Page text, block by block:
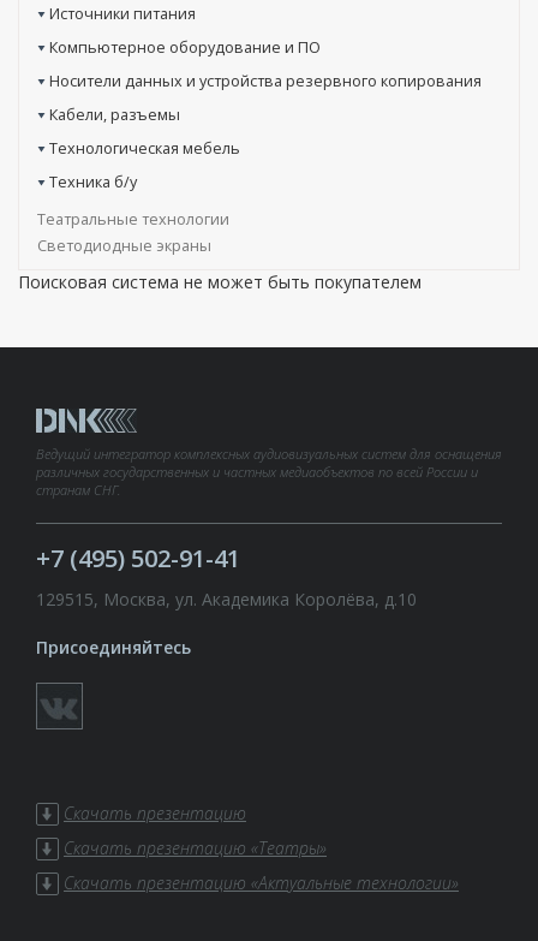
Источники питания
Компьютерное оборудование и ПО
Носители данных и устройства резервного копирования
Кабели, разъемы
Технологическая мебель
Техника б/у
Театральные технологии
Светодиодные экраны
Поисковая система не может быть покупателем
Ведущий интегратор комплексных аудиовизуальных систем для оснащения
различных государственных и частных медиаобъектов по всей России и
странам СНГ.
+7 (495) 502-91-41
129515, Москва, ул. Академика Королёва, д.10
Присоединяйтесь
Скачать презентацию
Скачать презентацию «Театры»
Скачать презентацию «Актуальные технологии»